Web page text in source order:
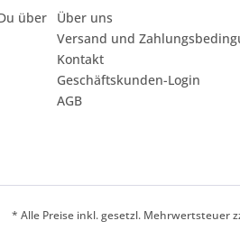
über
Über uns
Versand und
Kontakt
Geschäftskunden-Login
AGB
* Alle Preise inkl. gesetzl. Mehrwertsteuer